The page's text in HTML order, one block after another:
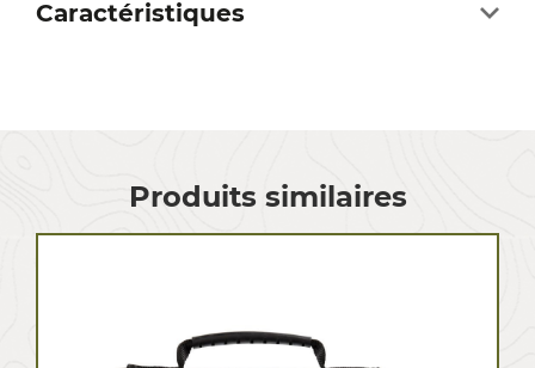
Caractéristiques
Produits similaires